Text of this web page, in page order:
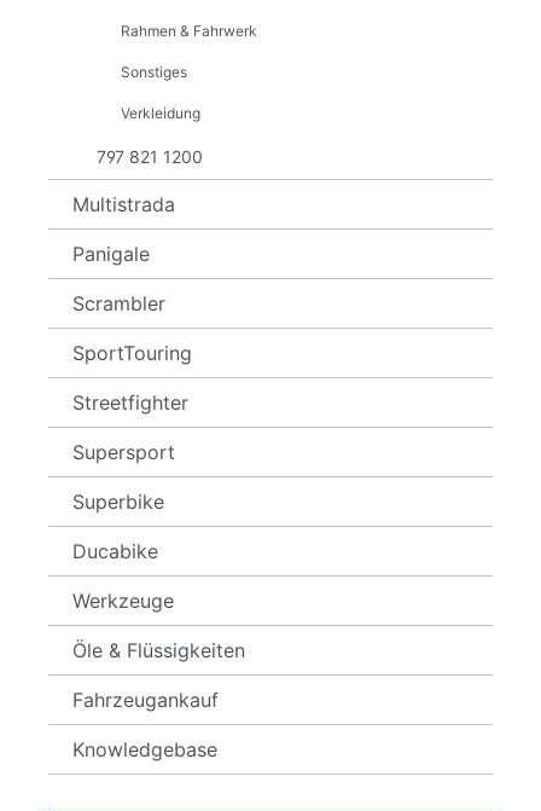
Rahmen & Fahrwerk
Sonstiges
Verkleidung
797 821 1200
Multistrada
Panigale
Scrambler
SportTouring
Streetfighter
Supersport
Superbike
Ducabike
Werkzeuge
Öle & Flüssigkeiten
Fahrzeugankauf
Knowledgebase